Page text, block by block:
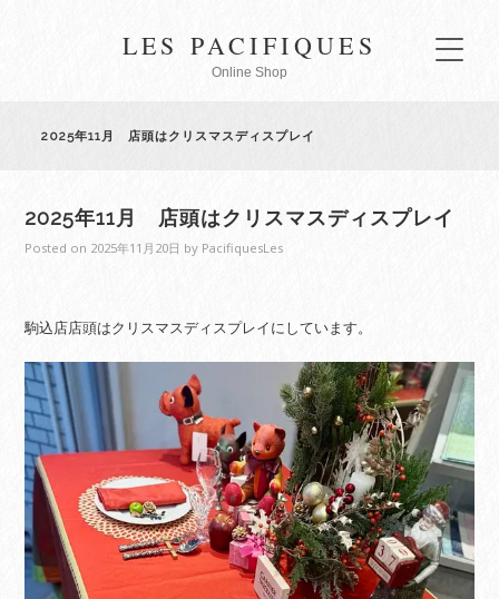
LES PACIFIQUES
Online Shop
2025年11月 店頭はクリスマスディスプレイ
2025年11月 店頭はクリスマスディスプレイ
Posted on 2025年11月20日 by PacifiquesLes
駒込店店頭はクリスマスディスプレイにしています。